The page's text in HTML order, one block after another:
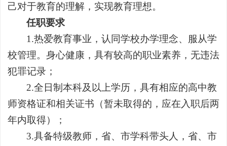
己对于教育的理解，实现教育理想。
任职要求
1.热爱教育事业，认同学校办学理念、服从学
校管理。身心健康，具有较高的职业素养，无违法
犯罪记录；
2.全日制本科及以上学历，具有相应的高中教
师资格证和相关证书（暂未取得的，应在入职后两
年内取得）；
3.具备特级教师，省、市学科带头人，省、市